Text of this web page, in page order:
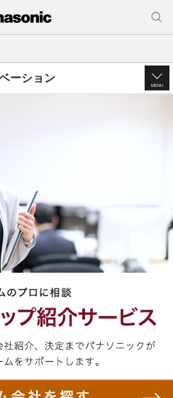
ーション
MENU
理想の
実現する